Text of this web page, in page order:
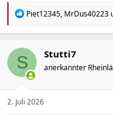
R
a
t
i
o
n
e
n
Piet12345, MrDus40223
S Stutti7
anerkannter
2. Juli 2026